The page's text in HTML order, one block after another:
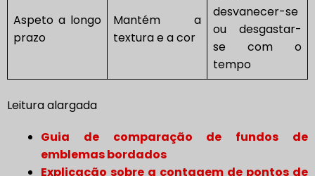
Aspeto a longo
prazo
Mantém a
textura e a cor
desvanecer-se
ou desgastar-
se com o
tempo
Leitura alargada
Guia de comparação de fundos de
emblemas bordados
Explicação sobre a contagem de pontos de